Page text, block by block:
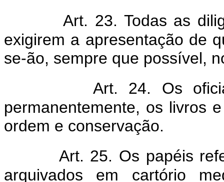
Art. 23. Todas as
exigirem a apresentação de
se-ão, sempre que possível,
Art. 24. Os
permanentemente, os livros
ordem e conservação.
Art. 25. Os papéis
arquivados em cartório